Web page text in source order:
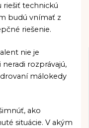
technickú
budú vnímať z
riešenie.
nie je
rozprávajú,
málokedy
ako
situácie. V akým